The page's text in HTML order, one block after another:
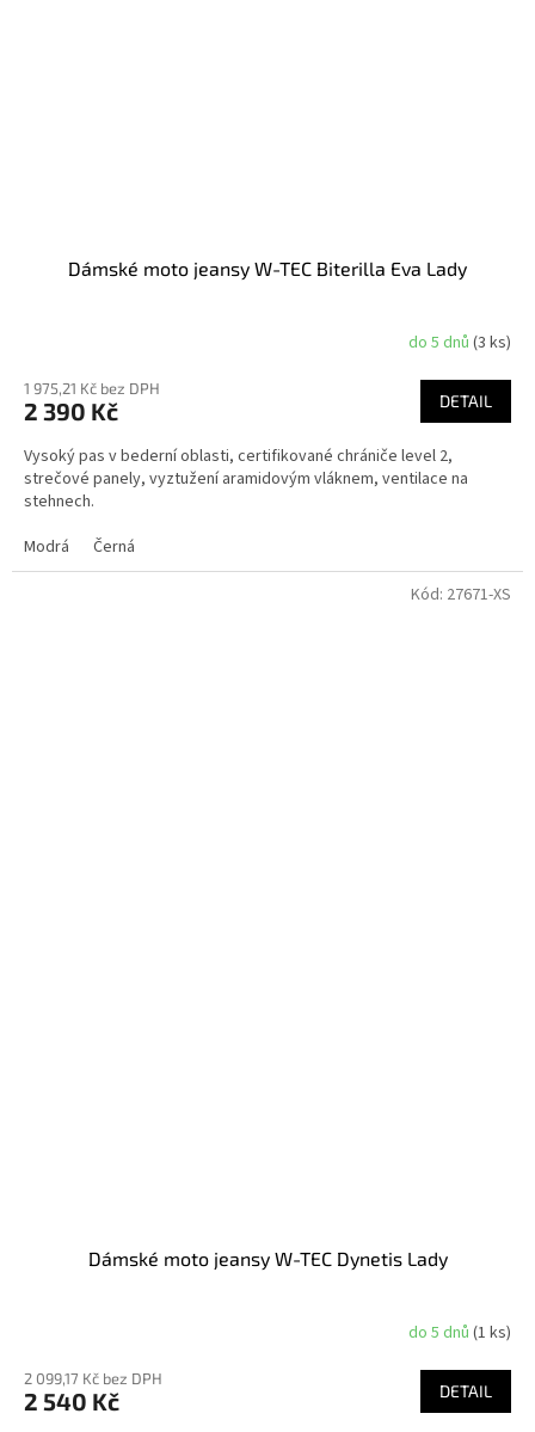
Dámské moto jeansy W-TEC Biterilla Eva Lady
do 5 dnů (3 ks)
1 975,21 Kč bez DPH
2 390 Kč DETAIL
Vysoký pas v bederní oblasti, certifikované chrániče level 2,
strečové panely, vyztužení aramidovým vláknem, ventilace na
stehnech.
Modrá
Černá
Dámské moto jeansy W-TEC Dynetis Lady
do 5 dnů (1 ks)
2 099,17 Kč bez DPH
2 540 Kč DETAIL
Kód: 27671-XS